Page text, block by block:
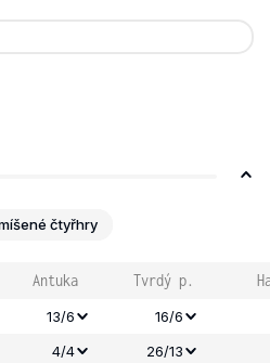
čtyřhry
Antuka Tvrdý p.
13/6
16/6
4/4
26/13